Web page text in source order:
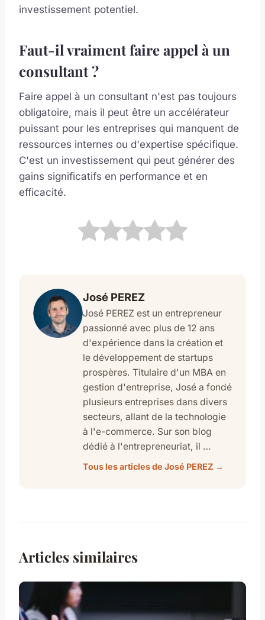
investissement potentiel.
Faut-il vraiment faire appel à un
consultant ?
Faire appel à un consultant n'est pas toujours
obligatoire, mais il peut être un accélérateur
puissant pour les entreprises qui manquent de
ressources internes ou d'expertise spécifique.
C'est un investissement qui peut générer des
gains significatifs en performance et en
efficacité.
José PEREZ
José PEREZ est un entrepreneur
passionné avec plus de 12 ans
d'expérience dans la création et
le développement de startups
prospères. Titulaire d'un MBA en
gestion d'entreprise, José a fondé
plusieurs entreprises dans divers
secteurs, allant de la technologie
à l'e-commerce. Sur son blog
dédié à l'entrepreneuriat, il …
Tous les articles de José PEREZ →
Articles similaires